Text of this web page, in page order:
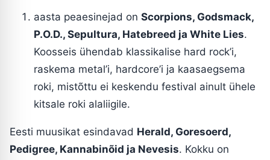
aasta peaesinejad on Scorpions, Godsmack,
P.O.D., Sepultura, Hatebreed ja White Lies.
Koosseis ühendab klassikalise hard rock’i,
raskema metal’i, hardcore’i ja kaasaegsema
roki, mistõttu ei keskendu festival ainult ühele
kitsale roki alaliigile.
Eesti muusikat esindavad Herald, Goresoerd,
Pedigree, Kannabinõid ja Nevesis. Kokku on